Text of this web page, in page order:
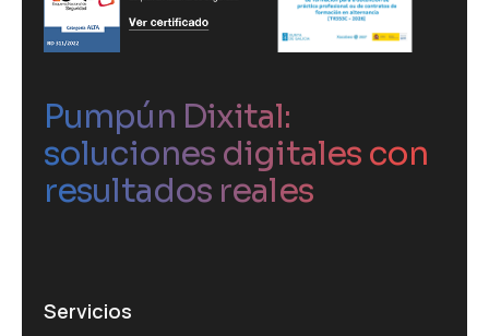
Pumpún Dixital:
soluciones digitales con
resultados reales
Servicios